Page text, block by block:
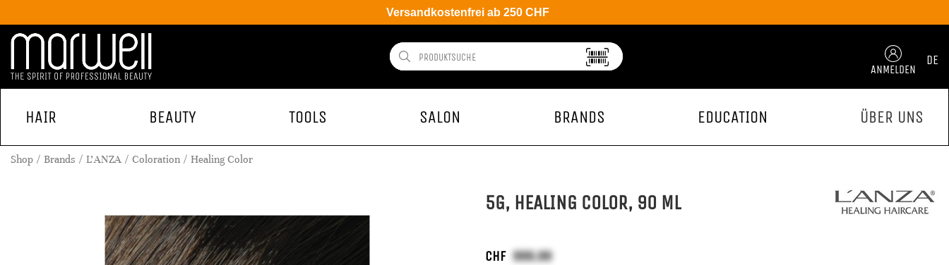
Versandkostenfrei ab 250 CHF
ANMELDEN
DE
HAIR BEAUTY TOOLS SALON BRANDS EDUCATION ÜBER UNS
Shop Brands L'ANZA Coloration Healing Color
5G, HEALING COLOR, 90 ML
CHF